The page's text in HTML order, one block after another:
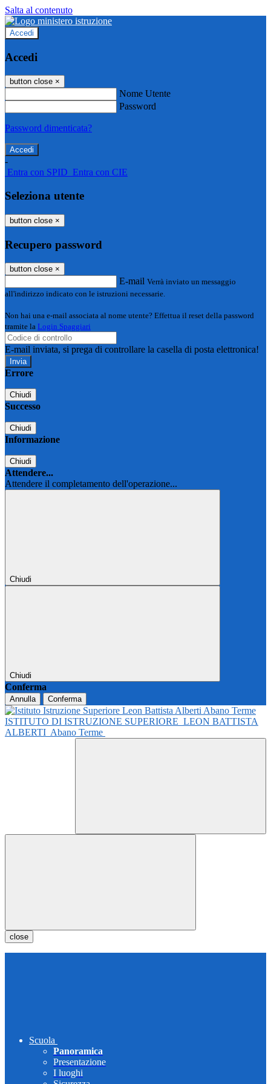
Salta al contenuto
Accedi
Accedi
button close ×
Nome Utente
Password
Password dimenticata?
-
Entra con SPID Entra con CIE
Seleziona utente
button close ×
Recupero password
button close ×
E-mail Verrà inviato un messaggio
all'indirizzo indicato con le istruzioni necessarie.
Non hai una e-mail associata al nome utente? Effettua il reset della password
tramite la Login Spaggiari
E-mail inviata, si prega di controllare la casella di posta elettronica!
Errore
Chiudi
Successo
Chiudi
Informazione
Chiudi
Attendere...
Attendere il completamento dell'operazione...
Chiudi
Chiudi
Conferma
Annulla Conferma
ISTITUTO DI ISTRUZIONE SUPERIORE LEON BATTISTA
ALBERTI Abano Terme
close
Scuola
Panoramica
Presentazione
I luoghi